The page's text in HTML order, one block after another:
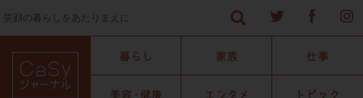
笑顔の暮らしをあたりまえに